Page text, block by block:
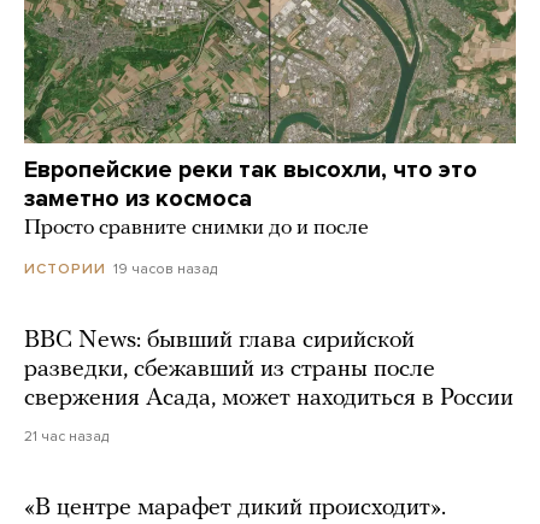
Европейские реки так высохли, что это
заметно из космоса
Просто сравните снимки до и после
ИСТОРИИ 19 часов назад
BBC News: бывший глава сирийской
разведки, сбежавший из страны после
свержения Асада, может находиться в России
21 час назад
«В центре марафет дикий происходит».